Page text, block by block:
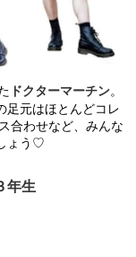
ドクターマーチン。
足元はほとんどコレ
合わせなど、みんな
ょう♡
年生